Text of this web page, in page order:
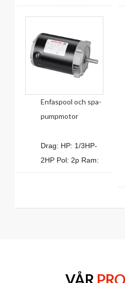
Enfaspool och spa-
pumpmotor
Drag: HP: 1/3HP-
2HP Pol: 2p Ram:
VÅR